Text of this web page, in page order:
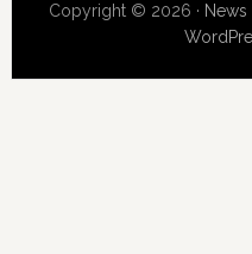
Copyright © 2026 · News